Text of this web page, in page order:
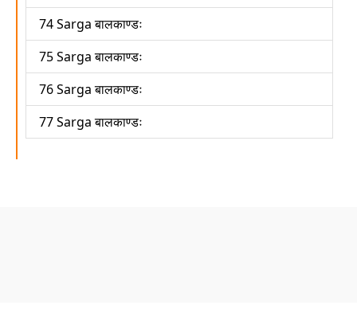
74 Sarga बालकाण्डः
75 Sarga बालकाण्डः
76 Sarga बालकाण्डः
77 Sarga बालकाण्डः